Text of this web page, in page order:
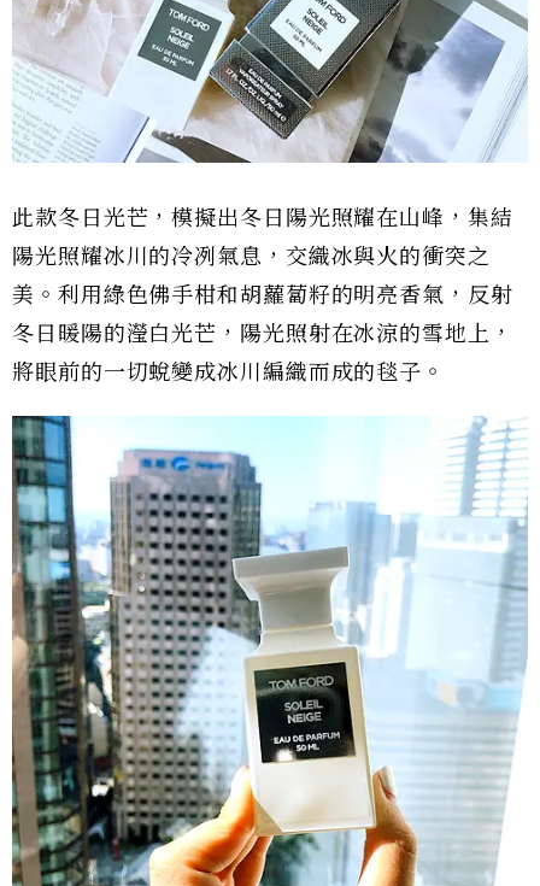
此款冬日光芒，模擬出冬日陽光照耀在山峰，集結
陽光照耀冰川的冷冽氣息，交織冰與火的衝突之
美。利用綠色佛手柑和胡蘿蔔籽的明亮香氣，反射
冬日暖陽的瀅白光芒，陽光照射在冰涼的雪地上，
將眼前的一切蛻變成冰川編織而成的毯子。